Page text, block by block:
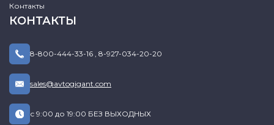
Контакты
КОНТАКТЫ
8-800-444-33-16 8-927-034-20-20
sales@avtogigant.com
с 9:00 до 19:00 БЕЗ ВЫХОДНЫХ